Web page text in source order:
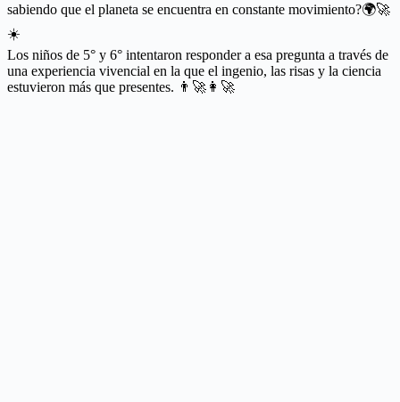
sabiendo que el planeta se encuentra en constante movimiento?🌍🚀
☀️
Los niños de 5° y 6° intentaron responder a esa pregunta a través de
una experiencia vivencial en la que el ingenio, las risas y la ciencia
estuvieron más que presentes. 👨‍🚀👩‍🚀